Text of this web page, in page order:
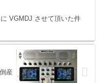
VGMDJ させて頂いた件
産